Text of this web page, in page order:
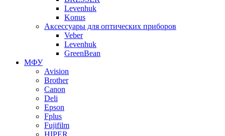
Levenhuk
Konus
Аксессуары для оптических приборов
Veber
Levenhuk
GreenBean
МФУ
Avision
Brother
Canon
Deli
Epson
Fplus
Fujifilm